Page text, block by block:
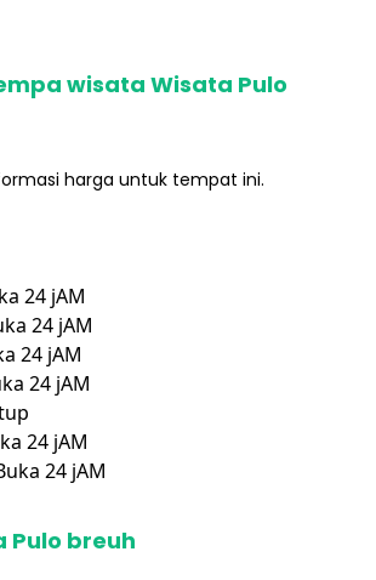
wisata Wisata Pulo
harga untuk tempat ini.
24 jAM
24 jAM
24 jAM
24 jAM
24 jAM
24 jAM
Pulo breuh